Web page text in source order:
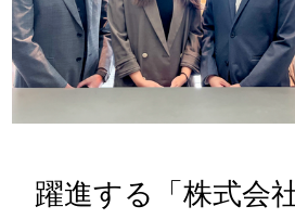
躍進する「株式会